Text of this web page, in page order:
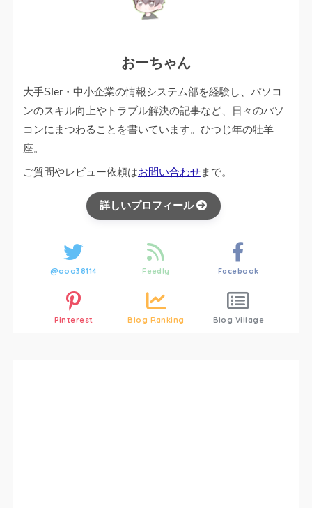
おーちゃん
大手SIer・中小企業の情報システム部を経験し、パソコ
ンのスキル向上やトラブル解決の記事など、日々のパソ
コンにまつわることを書いています。ひつじ年の牡羊
座。
ご質問やレビュー依頼はお問い合わせまで。
詳しいプロフィール
@ooo38114 Feedly Facebook
Pinterest Blog Ranking Blog Village